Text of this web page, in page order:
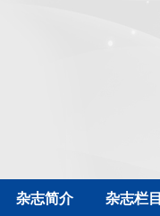
杂志简介 杂志栏目